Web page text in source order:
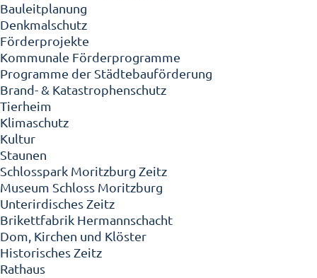
Bauleitplanung
Denkmalschutz
Förderprojekte
Kommunale Förderprogramme
Programme der Städtebauförderung
Brand- & Katastrophenschutz
Tierheim
Klimaschutz
Kultur
Staunen
Schlosspark Moritzburg Zeitz
Museum Schloss Moritzburg
Unterirdisches Zeitz
Brikettfabrik Hermannschacht
Dom, Kirchen und Klöster
Historisches Zeitz
Rathaus